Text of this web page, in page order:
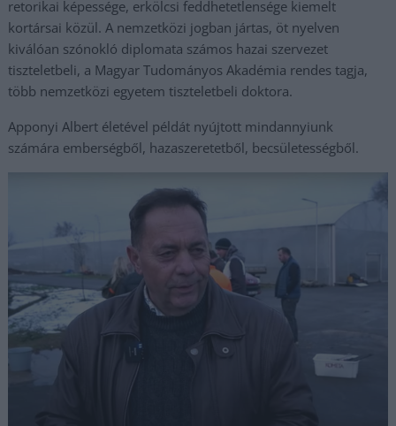
retorikai képessége, erkölcsi feddhetetlensége kiemelt
kortársai közül. A nemzetközi jogban jártas, öt nyelven
kiválóan szónokló diplomata számos hazai szervezet
tiszteletbeli, a Magyar Tudományos Akadémia rendes tagja,
több nemzetközi egyetem tiszteletbeli doktora.
Apponyi Albert életével példát nyújtott mindannyiunk
számára emberségből, hazaszeretetből, becsületességből.